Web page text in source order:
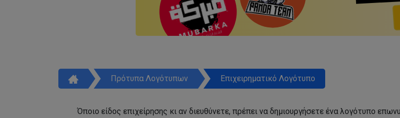
Πρότυπα Λογότυπων Επιχειρηματικό Λογότυπο
Όποιο είδος επιχείρησης κι αν διευθύνετε, πρέπει να δημιουργήσετε ένα λογότυπο